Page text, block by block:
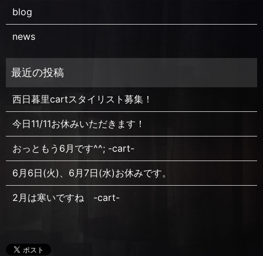
blog
news
西日暮里cartスタイリスト募集！
今日11/11お休みいただきます！
おっともう6月です^^; -cart-
6月6日(火)、6月7日(水)お休みです。
2月は寒いですね -cart-